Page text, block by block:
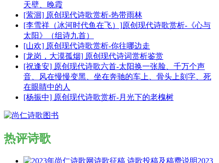
天壁、晚霞
[萦洄] 原创现代诗歌赏析-热带雨林
[李雪祥（冰河时代鱼在飞）]原创现代诗歌赏析-《心与
太阳》（组诗九首）
[山欢] 原创现代诗歌赏析-你往哪边走
[龙岗，大漠孤烟] 原创现代诗词赏析鉴赏
[祝逢安] 原创现代诗歌六首-太阳换一张脸、千万个声
音、风在慢慢变黑、坐在奔驰的车上、骨头上刻字、死
在眼睛中的人
[杨振中] 原创现代诗歌赏析-月光下的老槐树
热评诗歌
2023